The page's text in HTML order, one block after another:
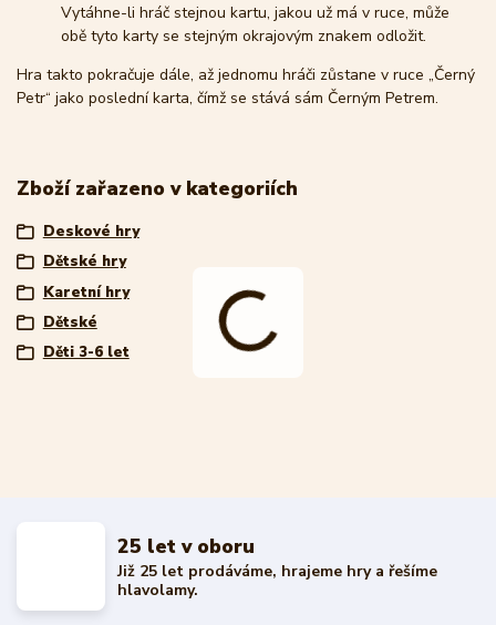
Vytáhne-li hráč stejnou kartu, jakou už má v ruce, může
obě tyto karty se stejným okrajovým znakem odložit.
Hra takto pokračuje dále, až jednomu hráči zůstane v ruce „Černý
Petr“ jako poslední karta, čímž se stává sám Černým Petrem.
Zboží zařazeno v kategoriích
Deskové hry
Dětské hry
Karetní hry
Dětské
Děti 3-6 let
25 let v oboru
Již 25 let prodáváme, hrajeme hry a řešíme
hlavolamy.